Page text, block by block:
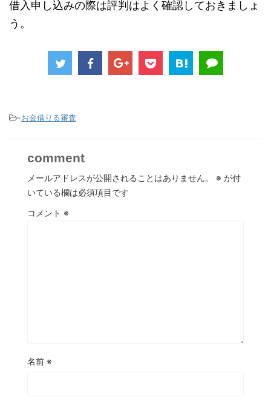
借入申し込みの際は評判はよく確認しておきましょ
う。
-お金借りる審査
comment
メールアドレスが公開されることはありません。 ※ が付
いている欄は必須項目です
コメント ※
名前 ※